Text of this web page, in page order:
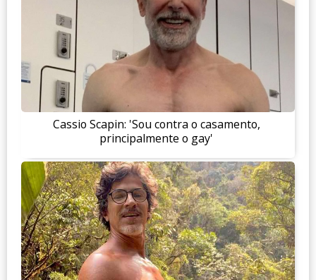
Cassio Scapin: 'Sou contra o casamento,
principalmente o gay'